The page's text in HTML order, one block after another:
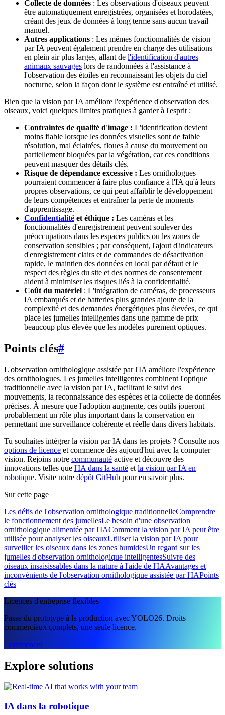
Collecte de données : Les observations d'oiseaux peuvent
être automatiquement enregistrées, organisées et horodatées,
créant des jeux de données à long terme sans aucun travail
manuel.
Autres applications : Les mêmes fonctionnalités de vision
par IA peuvent également prendre en charge des utilisations
en plein air plus larges, allant de l'identification d'autres
animaux sauvages lors de randonnées à l'assistance à
l'observation des étoiles en reconnaissant les objets du ciel
nocturne, selon la façon dont le système est entraîné et utilisé.
Bien que la vision par IA améliore l'expérience d'observation des
oiseaux, voici quelques limites pratiques à garder à l'esprit :
Contraintes de qualité d'image : L'identification devient
moins fiable lorsque les données visuelles sont de faible
résolution, mal éclairées, floues à cause du mouvement ou
partiellement bloquées par la végétation, car ces conditions
peuvent masquer des détails clés.
Risque de dépendance excessive : Les ornithologues
pourraient commencer à faire plus confiance à l'IA qu'à leurs
propres observations, ce qui peut affaiblir le développement
de leurs compétences et entraîner la perte de moments
d'apprentissage.
Confidentialité et éthique : Les caméras et les
fonctionnalités d'enregistrement peuvent soulever des
préoccupations dans les espaces publics ou les zones de
conservation sensibles ; par conséquent, l'ajout d'indicateurs
d'enregistrement clairs et de commandes de désactivation
rapide, le maintien des données en local par défaut et le
respect des règles du site et des normes de consentement
aident à minimiser les risques liés à la confidentialité.
Coût du matériel : L'intégration de caméras, de processeurs
IA embarqués et de batteries plus grandes ajoute de la
complexité et des demandes énergétiques plus élevées, ce qui
place les jumelles intelligentes dans une gamme de prix
beaucoup plus élevée que les modèles purement optiques.
Points clés#
L'observation ornithologique assistée par l'IA améliore l'expérience
des ornithologues. Les jumelles intelligentes combinent l'optique
traditionnelle avec la vision par IA, facilitant le suivi des
mouvements, la reconnaissance des espèces et la collecte de données
précises. À mesure que l'adoption augmente, ces outils joueront
probablement un rôle plus important dans la conservation en
permettant une surveillance cohérente et réelle dans divers habitats.
Tu souhaites intégrer la vision par IA dans tes projets ? Consulte nos
options de licence et commence dès aujourd'hui avec la computer
vision. Rejoins notre communauté active et découvre des
innovations telles que l'IA dans la santé et la vision par IA en
robotique. Visite notre dépôt GitHub pour en savoir plus.
Sur cette page
Les défis de l'observation ornithologique traditionnelleComprendre
le fonctionnement des jumellesLe besoin d'une observation
ornithologique alimentée par l'IAComment la vision par IA peut être
utilisée pour analyser les oiseauxUtiliser la vision par IA pour
surveiller les oiseaux dans les zones humidesUn regard sur les
jumelles d'observation ornithologique intelligentesSuivre des
oiseaux insaisissables dans la nature à l'aide de l'IAAvantages et
inconvénients de l'observation ornithologique assistée par l'IAPoints
clés
Licences d'entreprise flexibles
Passe du prototype à la production avec YOLO26. Droits
commerciaux complets, une seule licence.
Commencer
Explore solutions
IA dans la robotique